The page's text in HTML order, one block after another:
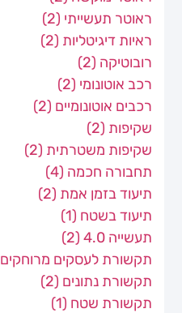
ראוטר תעשייתי (2)
ראיות דיגיטליות (2)
רובוטיקה (2)
רכב אוטונומי (2)
רכבים אוטונומיים (2)
שקיפות (2)
שקיפות משטרתית (2)
תחבורה חכמה (4)
תיעוד בזמן אמת (2)
תיעוד בשטח (1)
תעשייה 4.0
(2)
תקשורת לעסקים מרוחקים
תקשורת נתונים (2)
תקשורת שטח (1)